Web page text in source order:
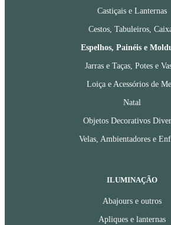
Castiçais e Lanternas
Cestos, Tabuleiros,
Espelhos, Painéis e
Jarras e Taças, Potes e
Loiça e Acessórios de
Natal
Objetos Decorativos
Velas, Ambientadores e
ILUMINAÇÃO
Abajours e outros
Apliques e lanternas